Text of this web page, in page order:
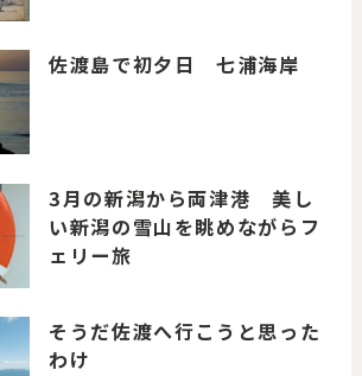
佐渡島で初夕日 七浦海岸
3月の新潟から両津港 美し
い新潟の雪山を眺めながらフ
ェリー旅
そうだ佐渡へ行こうと思った
わけ